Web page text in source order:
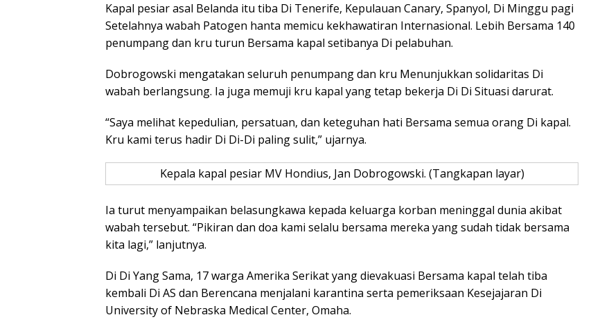
Kapal pesiar asal Belanda itu tiba Di Tenerife, Kepulauan Canary, Spanyol, Di Minggu pagi
Setelahnya wabah Patogen hanta memicu kekhawatiran Internasional. Lebih Bersama 140
penumpang dan kru turun Bersama kapal setibanya Di pelabuhan.
Dobrogowski mengatakan seluruh penumpang dan kru Menunjukkan solidaritas Di
wabah berlangsung. Ia juga memuji kru kapal yang tetap bekerja Di Di Situasi darurat.
“Saya melihat kepedulian, persatuan, dan keteguhan hati Bersama semua orang Di kapal.
Kru kami terus hadir Di Di-Di paling sulit,” ujarnya.
Kepala kapal pesiar MV Hondius, Jan Dobrogowski. (Tangkapan layar)
Ia turut menyampaikan belasungkawa kepada keluarga korban meninggal dunia akibat
wabah tersebut. “Pikiran dan doa kami selalu bersama mereka yang sudah tidak bersama
kita lagi,” lanjutnya.
Di Di Yang Sama, 17 warga Amerika Serikat yang dievakuasi Bersama kapal telah tiba
kembali Di AS dan Berencana menjalani karantina serta pemeriksaan Kesejajaran Di
University of Nebraska Medical Center, Omaha.